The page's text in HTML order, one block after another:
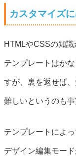
カスタマイズ
HTMLやCSSの知
テンプレートはか
すが、裏を返せば
難しいというのも事
テンプレートによ
デザイン編集モー